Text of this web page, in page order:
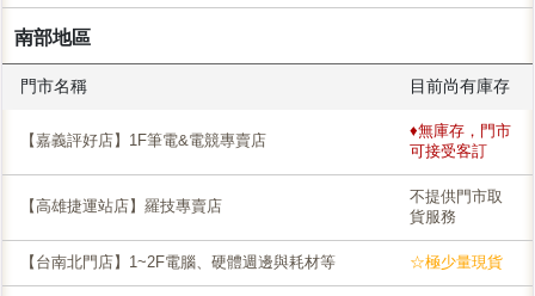
南部地區
門市名稱 目前尚有庫存
【嘉義評好店】1F筆電&電競專賣店
♦無庫存，門市
可接受客訂
【高雄捷運站店】羅技專賣店
不提供門市取
貨服務
【台南北門店】1~2F電腦、硬體週邊與耗材等 ☆極少量現貨